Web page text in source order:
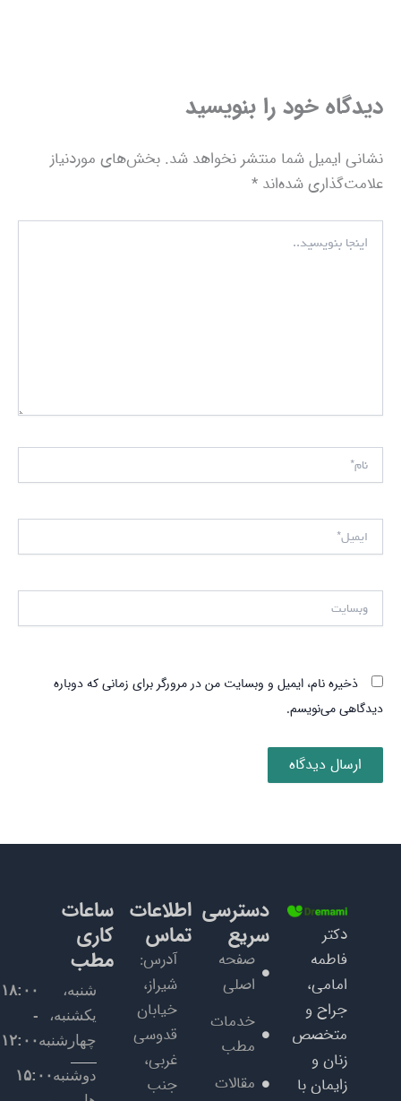
دیدگاه‌ خود را بنویسید
نشانی ایمیل شما منتشر نخواهد شد. بخش‌های موردنیاز
علامت‌گذاری شده‌اند *
بنویسید..
ذخیره نام، ایمیل و وبسایت من در مرورگر برای زمانی که دوباره
دیدگاهی می‌نویسم.
دکتر
فاطمه
امامی،
جراح و
متخصص
زنان و
زایمان با
دسترسی
سریع
صفحه
اصلی
خدمات
مطب
مقالات
اطلاعات
تماس
آدرس:
شیراز،
خیابان
قدوسی
غربی،
جنب
ساعات
کاری
مطب
شنبه،
یکشنبه،
چهارشنبه
۱۸:۰۰
-
۱۲:۰۰
دوشنبه ۱۵:۰۰